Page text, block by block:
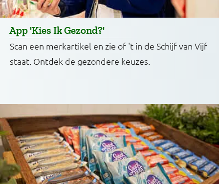
App 'Kies Ik Gezond?'
Scan een merkartikel en zie of 't in de Schijf van Vijf
staat. Ontdek de gezondere keuzes.